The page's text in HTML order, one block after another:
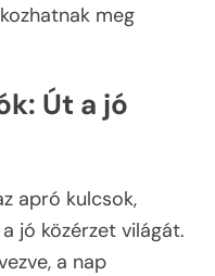
meg
Út a jó
apró kulcsok,
jó közérzet világát.
a nap